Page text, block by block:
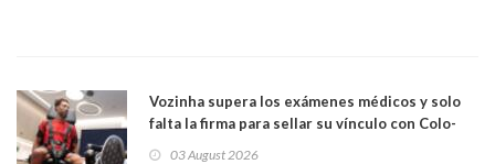
Vozinha supera los exámenes médicos y solo
falta la firma para sellar su vínculo con Colo-
03 August 2026